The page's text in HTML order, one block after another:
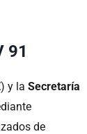
91
) y laSecretaría
de